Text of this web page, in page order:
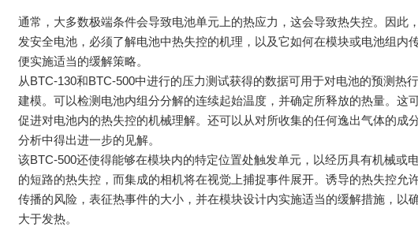
通常，大多数极端条件会导致电池单元上的热应力，这会导致热失控。因此
发安全电池，必须了解电池中热失控的机理，以及它如何在模块或电池组内
便实施适当的缓解策略。
从BTC-130和BTC-500中进行的压力测试获得的数据可用于对电池的预测热
建模。可以检测电池内组分分解的连续起始温度，并确定所释放的热量。这
促进对电池内的热失控的机械理解。还可以从对所收集的任何逸出气体的成
分析中得出进一步的见解。
该BTC-500还使得能够在模块内的特定位置处触发单元，以经历具有机械或
的短路的热失控，而集成的相机将在视觉上捕捉事件展开。诱导的热失控允
传播的风险，表征热事件的大小，并在模块设计内实施适当的缓解措施，以
大于发热。